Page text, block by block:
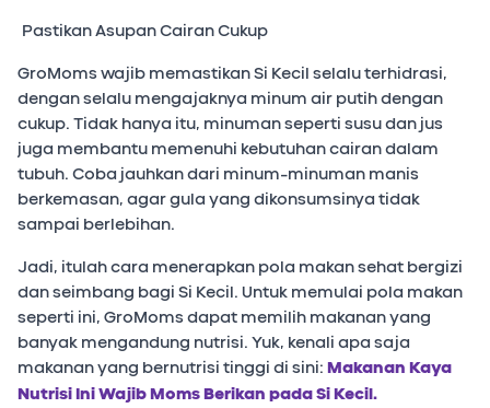
Pastikan Asupan Cairan Cukup
GroMoms wajib memastikan Si Kecil selalu terhidrasi,
dengan selalu mengajaknya minum air putih dengan
cukup. Tidak hanya itu, minuman seperti susu dan jus
juga membantu memenuhi kebutuhan cairan dalam
tubuh. Coba jauhkan dari minum-minuman manis
berkemasan, agar gula yang dikonsumsinya tidak
sampai berlebihan.
Jadi, itulah cara menerapkan pola makan sehat bergizi
dan seimbang bagi Si Kecil. Untuk memulai pola makan
seperti ini, GroMoms dapat memilih makanan yang
banyak mengandung nutrisi. Yuk, kenali apa saja
makanan yang bernutrisi tinggi di sini: Makanan Kaya
Nutrisi Ini Wajib Moms Berikan pada Si Kecil.